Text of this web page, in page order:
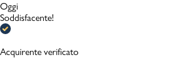
Oggi
Soddisfacente!
Acquirente verificato